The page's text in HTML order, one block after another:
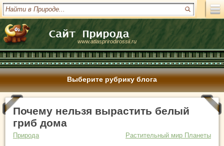
www.atlasprirodirossii.ru
Выберите рубрику блога
Почему нельзя вырастить белый
гриб дома
Природа
Растительный мир Планеты